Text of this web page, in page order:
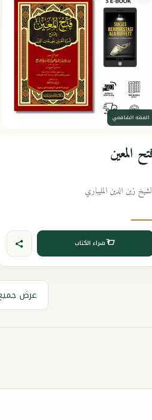
الفقه الشافعي
المعين
زين الدين المليباري
شراء الكتاب
عرض جميع